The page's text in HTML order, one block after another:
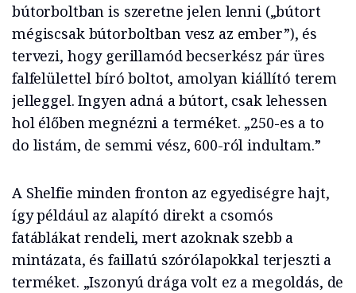
bútorboltban is szeretne jelen lenni („bútort
mégiscsak bútorboltban vesz az ember”), és
tervezi, hogy gerillamód becserkész pár üres
falfelülettel bíró boltot, amolyan kiállító terem
jelleggel. Ingyen adná a bútort, csak lehessen
hol élőben megnézni a terméket. „250-es a to
do listám, de semmi vész, 600-ról indultam.”
A Shelfie minden fronton az egyediségre hajt,
így például az alapító direkt a csomós
fatáblákat rendeli, mert azoknak szebb a
mintázata, és faillatú szórólapokkal terjeszti a
terméket. „Iszonyú drága volt ez a megoldás, de